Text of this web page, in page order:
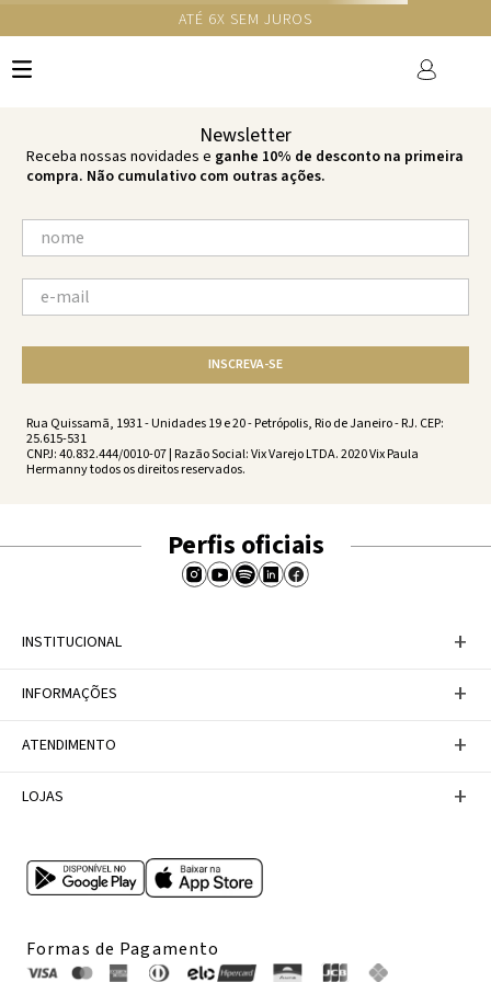
GANHE 10% NA PRIMEIRA COMPRA COM O CUPOM NEWS10
não encontramos resultados para:
'saida-curta-sofy-alile-alile-
es226002-1994'
O que você está procurando?